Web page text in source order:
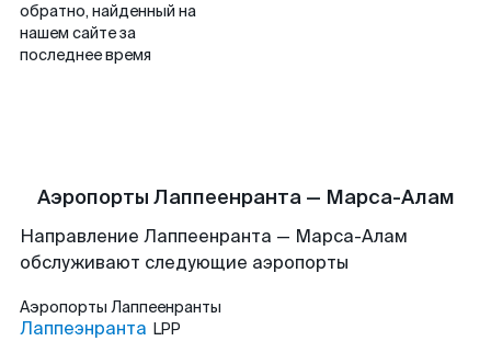
обратно, найденный на
нашем сайте за
последнее время
Аэропорты Лаппеенранта — Марса-Алам
Направление Лаппеенранта — Марса-Алам
обслуживают следующие аэропорты
Аэропорты Лаппеенранты
Лаппеэнранта LPP